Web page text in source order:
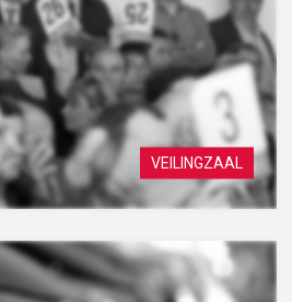
VEILINGZAAL